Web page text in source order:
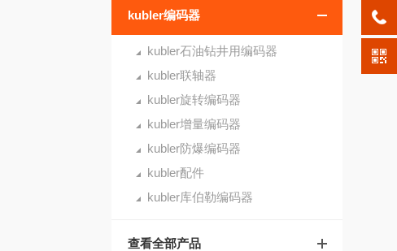
kubler编码器
kubler石油钻井用编码器
kubler联轴器
kubler旋转编码器
kubler增量编码器
kubler防爆编码器
kubler配件
kubler库伯勒编码器
查看全部产品